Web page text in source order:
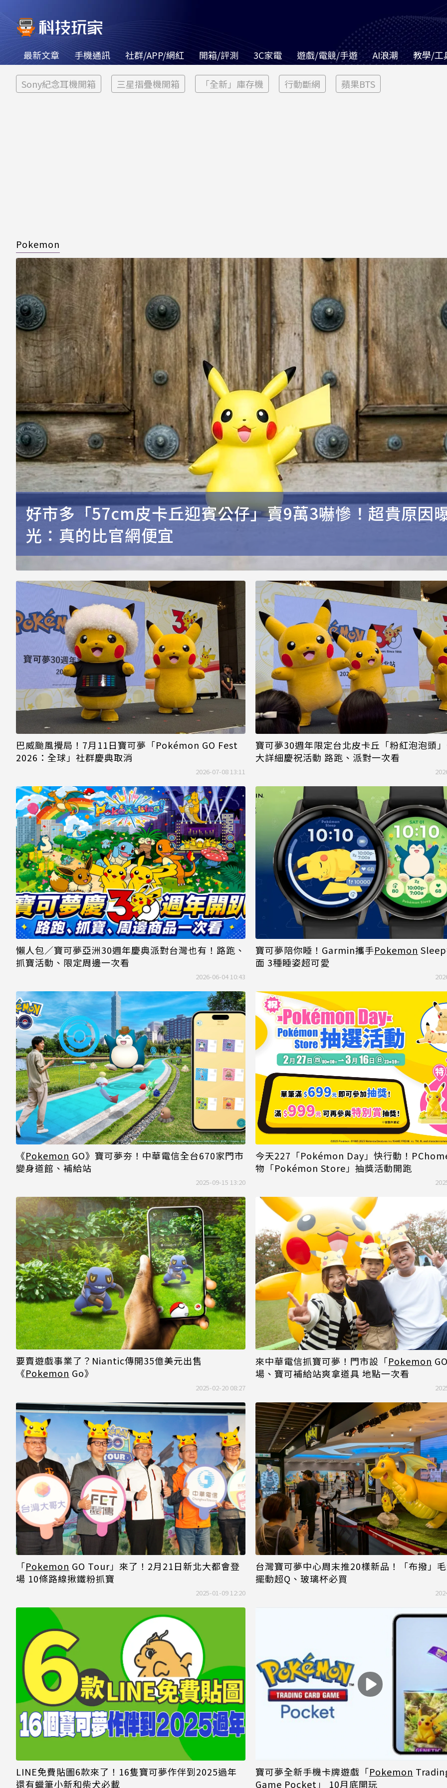
最新文章 手機通訊 社群/APP/網紅 開箱/評測 3C家電 遊戲/電競/手遊 AI浪潮 教學/工
Sony紀念耳機開箱 三星摺疊機開箱 「全新」庫存機 行動斷網 蘋果BTS
Pokemon
好市多「57cm皮卡丘迎賓公仔」賣9萬3嚇慘！超貴原因
光：真的比官網便宜
巴威颱風攪局！7月11日寶可夢「Pokémon GO Fest
2026：全球」社群慶典取消
2026-07-08 13:11
寶可夢30週年限定台北皮卡丘「粉紅泡泡頭
大詳細慶祝活動 路跑、派對一次看
懶人包／寶可夢亞洲30週年慶典派對台灣也有！路跑、
抓寶活動、限定周邊一次看
2026-06-04 10:43
寶可夢陪你睡！Garmin攜手Pokemon
面 3種睡姿超可愛
《Pokemon GO》寶可夢夯！中華電信全台670家門市
變身道館、補給站
2025-09-15 13:20
今天227「Pokémon Day」快行動！
物「Pokémon Store」抽獎活動開跑
要賣遊戲事業了？Niantic傳開35億美元出售
《Pokemon Go》
2025-02-20 08:27
來中華電信抓寶可夢！門市設「Pokemon
場、寶可補給站爽拿道具 地點一次看
「Pokemon GO Tour」來了！2月21日新北大都會登
場 10條路線揪鐵粉抓寶
2025-01-09 12:20
台灣寶可夢中心周末推20樣新品！「布撥」
擺動超Q、玻璃杯必買
LINE免費貼圖6款來了！16隻寶可夢作伴到2025過年
還有蠟筆小新和柴犬必載
寶可夢全新手機卡牌遊戲「Pokemon
Game Pocket」 10月底開玩